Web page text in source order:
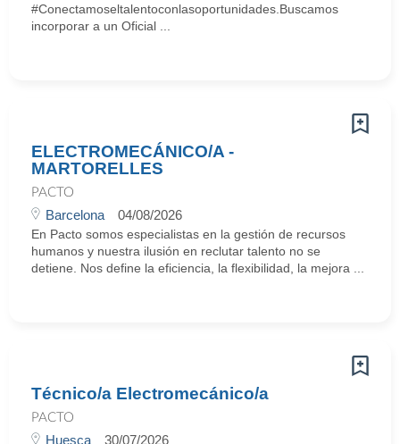
#Conectamoseltalentoconlasoportunidades.Buscamos
incorporar a un Oficial ...
ELECTROMECÁNICO/A -
MARTORELLES
PACTO
Barcelona 04/08/2026
En Pacto somos especialistas en la gestión de recursos
humanos y nuestra ilusión en reclutar talento no se
detiene. Nos define la eficiencia, la flexibilidad, la mejora ...
Técnico/a Electromecánico/a
PACTO
Huesca 30/07/2026